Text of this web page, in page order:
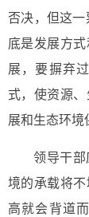
否决，但这一
底是发展方
展，要摒弃
式，使资源
展和生态环境
领导干部
境的承载将
高就会背道